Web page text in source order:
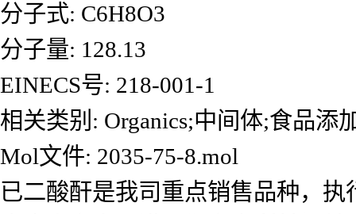
分子式: C6H8O3
分子量: 128.13
EINECS号: 218-001-1
相关类别: Organics;中间体;食品添
Mol文件: 2035-75-8.mol
已二酸酐是我司重点销售品种，